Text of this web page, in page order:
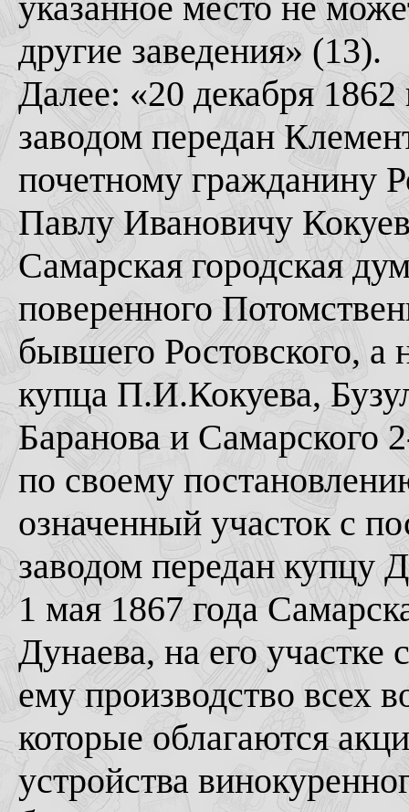
другие заведения» (13).
Далее: «20 декабря
заводом передан
почетному гражданину
Павлу Ивановичу
Самарская городская
поверенного
бывшего Ростовского, а
купца П.И.Кокуева,
Баранова и Самарского
по своему
означенный участок с
заводом передан купцу
1 мая 1867 года
Дунаева, на его участке
ему производство всех
которые облагаются
устройства